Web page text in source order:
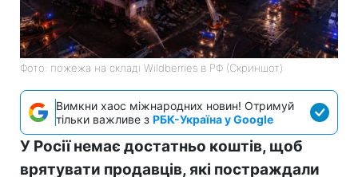
Фото: пожежа на складі Wildberries в РФ (Скриншот)
Вимкни хаос міжнародних новин! Отримуй
тільки важливе з РБК-Україна у Google
У Росії немає достатньо коштів, щоб
врятувати продавців, які постраждали